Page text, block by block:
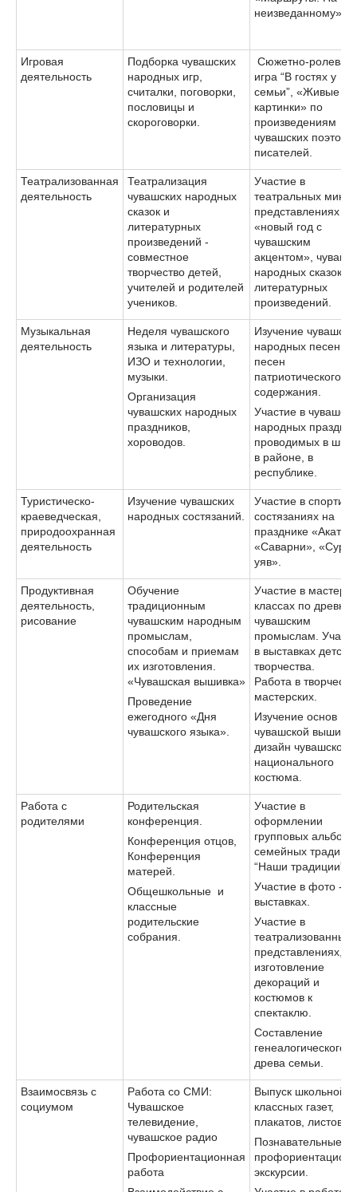
неизведанному».
Игровая
деятельность
Подборка чувашских
народных игр,
считалки, поговорки,
пословицы и
скороговорки.
Сюжетно-ролевая
игра “В гостях у
семьи”, «Живые
картинки» по
произведениям
чувашских поэтов и
писателей.
Театрализованная
деятельность
Театрализация
чувашских народных
сказок и
литературных
произведений -
совместное
творчество детей,
учителей и родителей
учеников.
Участие в
театральных мини-
представлениях
«новый год с
чувашским
акцентом»,
народных сказок и
литературных
произведений.
Музыкальная
деятельность
Неделя чувашского
языка и литературы,
ИЗО и технологии,
музыки.
Организация
чувашских народных
праздников,
хороводов.
Изучение
народных песен,
песен
патриотического
содержания.
Участие в
народных
проводимых в
в районе, в
республике.
Туристическо-
краеведческая,
природоохранная
деятельность
Изучение чувашских
народных состязаний.
Участие в
состязаниях на
празднике
«Саварни», «Сурхи
уяв».
Продуктивная
деятельность,
рисование
Обучение
традиционным
чувашским народным
промыслам,
способам и приемам
их изготовления.
«Чувашская вышивка»
Проведение
ежегодного «Дня
чувашского языка».
Участие в мастер-
классах по
чувашским
промыслам.
в выставках
творчества.
Работа в
мастерских.
Изучение основ
чувашской
дизайн чувашского
национального
костюма.
Работа с
родителями
Родительская
конференция.
Конференция отцов,
Конференция
матерей.
Общешкольные и
классные
родительские
собрания.
Участие в
оформлении
групповых
семейных
“Наши традиции”.
Участие в фото -
выставках.
Участие в
театрализованных
представлениях,
изготовление
декораций и
костюмов к
спектаклю.
Составление
генеалогического
древа семьи.
Взаимосвязь с
социумом
Работа со СМИ:
Чувашское
телевидение,
чувашское радио
Профориентационная
работа
Выпуск школьной
классных газет,
плакатов, листовок.
Познавательные
экскурсии.